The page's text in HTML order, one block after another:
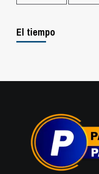
El tiempo